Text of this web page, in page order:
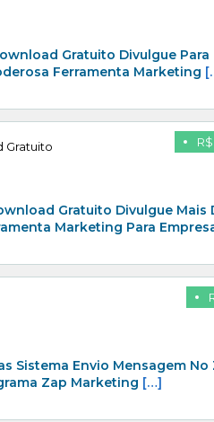
Gratuito Divulgue Para
Ferramenta Marketing
Gratuito
Gratuito Divulgue Mais
Marketing Para
Sistema Envio Mensagem No
Zap Marketing […]